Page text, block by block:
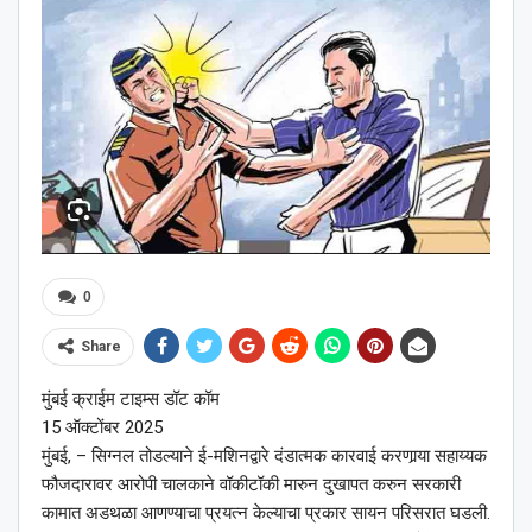
0
Share
मुंबई क्राईम टाइम्स डॉट कॉम
15 ऑक्टोंबर 2025
मुंबई, – सिग्नल तोडल्याने ई-मशिनद्वारे दंडात्मक कारवाई करणार्‍या सहाय्यक
फौजदारावर आरोपी चालकाने वॉकीटॉकी मारुन दुखापत करुन सरकारी
कामात अडथळा आणण्याचा प्रयत्न केल्याचा प्रकार सायन परिसरात घडली.